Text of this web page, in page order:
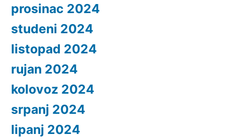
prosinac 2024
studeni 2024
listopad 2024
rujan 2024
kolovoz 2024
srpanj 2024
lipanj 2024